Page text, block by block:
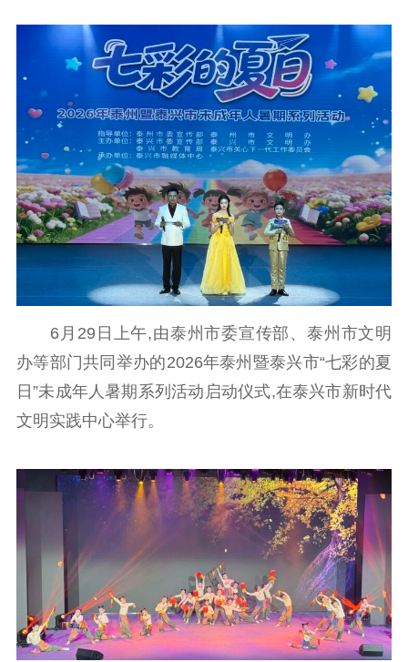
公示公告
通知公告 信息公开制度
信息公开指南
信息公开年度报
告
政策法规
工作动态
理论武装
宣传宣讲
哲学社科
社科强省 工作通知
成果集萃
江苏文脉
资料下载
主题宣传 对外宣传
新闻发布
记者之家
品牌栏目
文化文艺
精品生产 文化惠民
文化传承
文化交流
体制改革
文化产业
紫金文化艺术节
品牌活动 紫艺舞台
6月29日上午,由泰州市委宣传部、泰州市文明
办等部门共同举办的2026年泰州暨泰兴市“七彩的夏
日”未成年人暑期系列活动启动仪式,在泰兴市新时代
文明实践中心举行。